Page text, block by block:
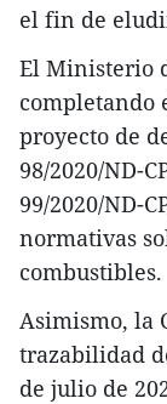
el fin de
El Ministerio
completando
proyecto de
98/2020/ND-
99/2020/ND-
normativas
combustibles.
Asimismo, la
trazabilidad
de julio de